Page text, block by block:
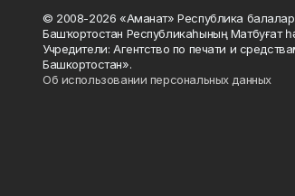
© 2008-2026 «Аманат» Республика
Башҡортостан Республикаһының Матбуғат
Учредители: Агентство по печати и
Башкортостан».
Об использовании персональных данных